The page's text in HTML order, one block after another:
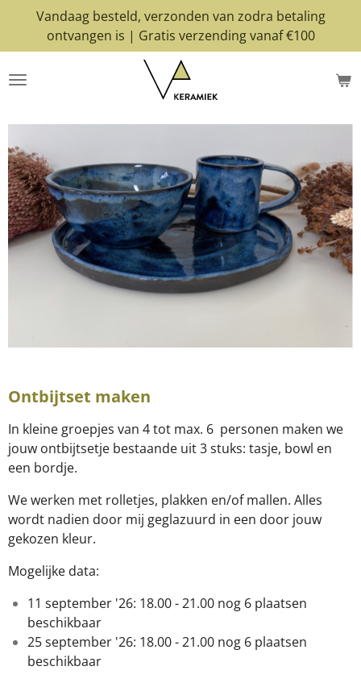
naar
de
Vandaag besteld, verzonden van zodra betaling
ontvangen is | Gratis verzending vanaf €100
Ontbijtset maken
In kleine groepjes van 4 tot max. 6 personen maken we
jouw ontbijtsetje bestaande uit 3 stuks: tasje, bowl en
een bordje.
We werken met rolletjes, plakken en/of mallen. Alles
wordt nadien door mij geglazuurd in een door jouw
gekozen kleur.
Mogelijke data:
11 september '26: 18.00 - 21.00 nog 6 plaatsen
beschikbaar
25 september '26: 18.00 - 21.00 nog 6 plaatsen
beschikbaar